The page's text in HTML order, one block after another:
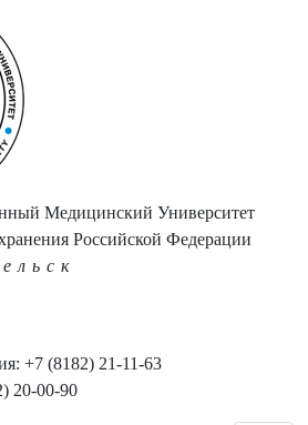
Медицинский Университет
Российской Федерации
+7 (8182) 21-11-63
20-00-90